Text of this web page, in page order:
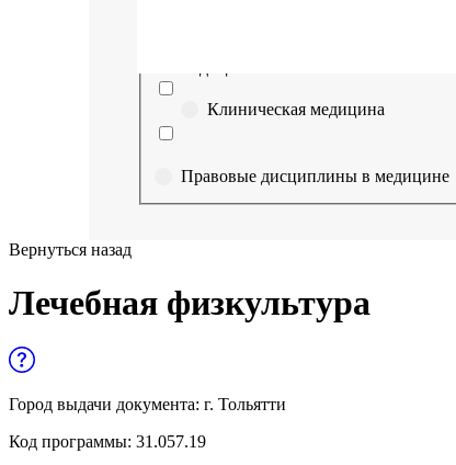
Клиническая медицина
Правовые дисциплины в медицине
Управленческие дисциплины в
медицине
Образование и педагогические науки
Вернуться назад
Лечебная физкультура
Город выдачи документа: г. Тольятти
Код программы: 31.057.19